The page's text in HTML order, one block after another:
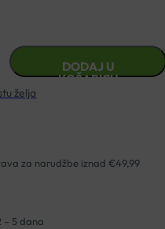
DODAJ U
KOŠARICU
želja
za narudžbe iznad €49,99
– 5 dana